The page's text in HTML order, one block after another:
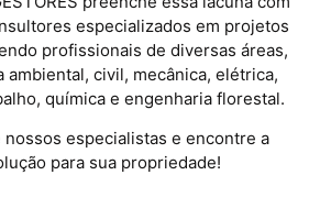
especializados em projetos
profissionais de diversas áreas,
ambiental, civil, mecânica, elétrica,
química e engenharia florestal.
nossos especialistas e encontre a
para sua propriedade!